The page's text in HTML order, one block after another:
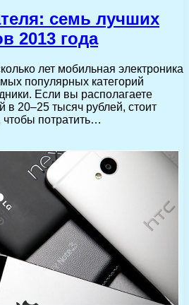
семь лучших
2013 года
лет мобильная электроника
популярных категорий
Если вы располагаете
в 20–25 тысяч рублей, стоит
чтобы потратить…